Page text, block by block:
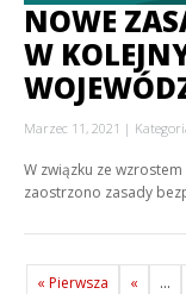
NOWE
W
Marzec 11, 2021
W związku ze
zaostrzono zasady
« Pierwsza « ...